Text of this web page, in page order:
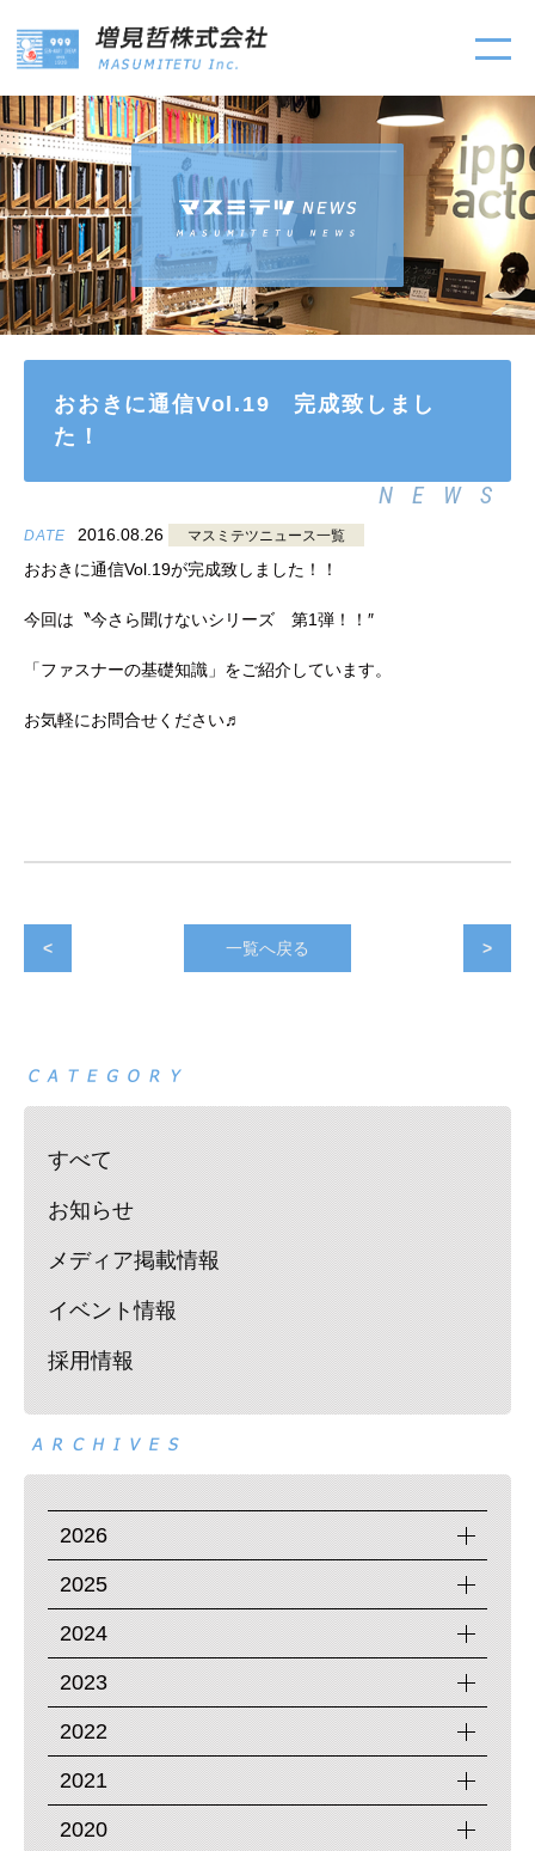
おおきに通信Vol.19 完成致しまし
た！
NEWS
DATE 2016.08.26 マスミテツニュース一覧
おおきに通信Vol.19が完成致しました！！
今回は〝今さら聞けないシリーズ 第1弾！！″
「ファスナーの基礎知識」をご紹介しています。
お気軽にお問合せください♬
< 一覧へ戻る >
すべて
お知らせ
メディア掲載情報
イベント情報
採用情報
2026
2025
2024
2023
2022
2021
2020